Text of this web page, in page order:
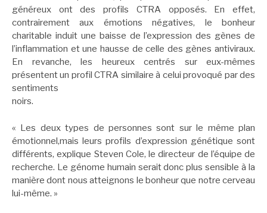
généreux ont des profils CTRA opposés. En effet,
contrairement aux émotions négatives, le bonheur
charitable induit une baisse de l’expression des gènes de
l’inflammation et une hausse de celle des gènes antiviraux.
En revanche, les heureux centrés sur eux-mêmes
présentent un profil CTRA similaire à celui provoqué par des
sentiments
noirs.
« Les deux types de personnes sont sur le même plan
émotionnel,mais leurs profils d’expression génétique sont
différents, explique Steven Cole, le directeur de l’équipe de
recherche. Le génome humain serait donc plus sensible à la
manière dont nous atteignons le bonheur que notre cerveau
lui-même. »